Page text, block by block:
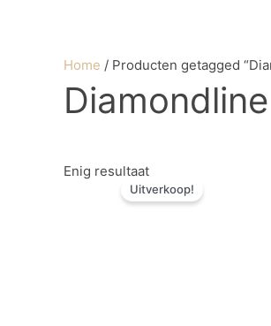
Home / Producten getagged
Enig resultaat
Uitverkoop!
prijs